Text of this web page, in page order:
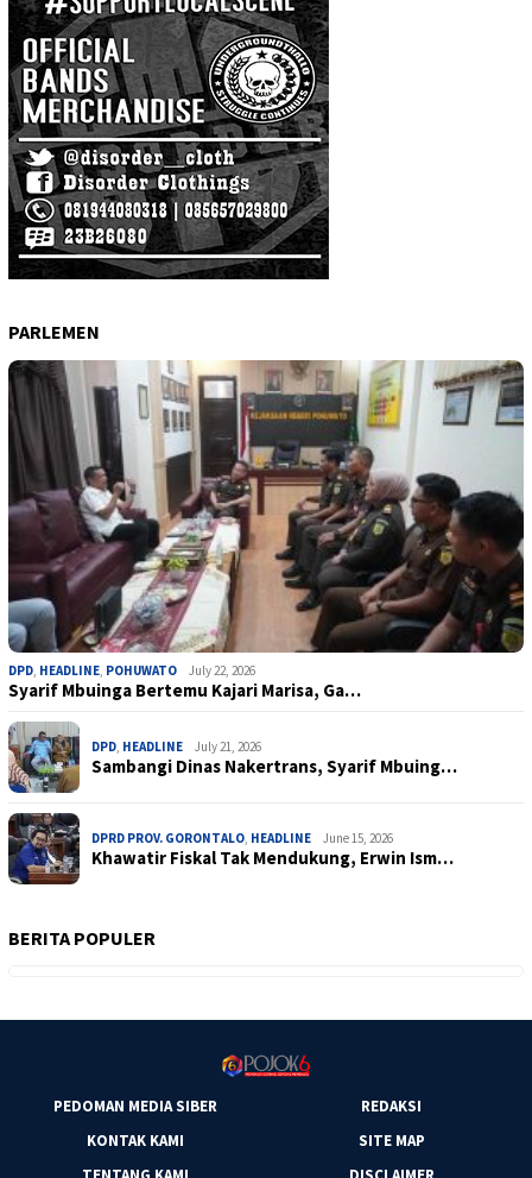
PARLEMEN
DPD, HEADLINE, POHUWATO July 22, 2026
Syarif Mbuinga Bertemu Kajari Marisa, Ga…
DPD, HEADLINE July 21, 2026
Sambangi Dinas Nakertrans, Syarif Mbuing…
DPRD PROV. GORONTALO, HEADLINE June 15, 2026
Khawatir Fiskal Tak Mendukung, Erwin Ism…
BERITA POPULER
PEDOMAN MEDIA SIBER
REDAKSI
KONTAK KAMI
SITE MAP